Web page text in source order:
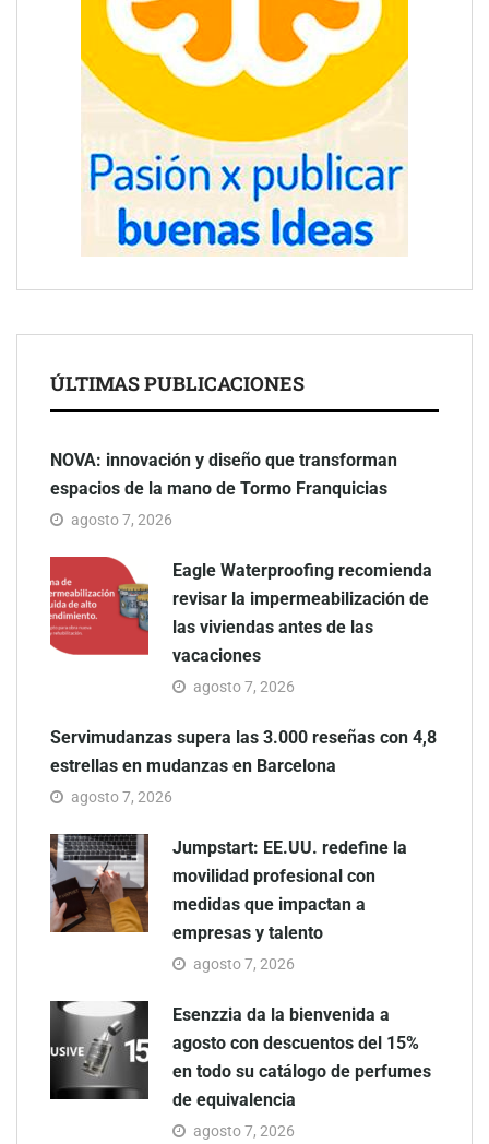
ÚLTIMAS PUBLICACIONES
NOVA: innovación y diseño que transforman
espacios de la mano de Tormo Franquicias
agosto 7, 2026
Eagle Waterproofing recomienda
revisar la impermeabilización de
las viviendas antes de las
vacaciones
agosto 7, 2026
Servimudanzas supera las 3.000 reseñas con 4,8
estrellas en mudanzas en Barcelona
agosto 7, 2026
Jumpstart: EE.UU. redefine la
movilidad profesional con
medidas que impactan a
empresas y talento
agosto 7, 2026
Esenzzia da la bienvenida a
agosto con descuentos del 15%
en todo su catálogo de perfumes
de equivalencia
agosto 7, 2026